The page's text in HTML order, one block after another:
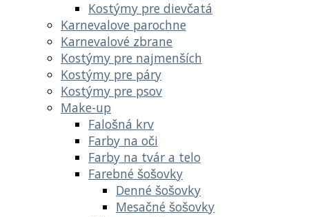
Kostýmy pre dievčatá
Karnevalove parochne
Karnevalové zbrane
Kostýmy pre najmenších
Kostýmy pre páry
Kostýmy pre psov
Make-up
Falošná krv
Farby na oči
Farby na tvár a telo
Farebné šošovky
Denné šošovky
Mesačné šošovky